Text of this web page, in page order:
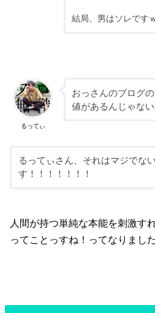
結局、男はソレです
るってぃ
おっさんのブログ
値があるんじゃな
るってぃさん、それはマジでな
す！！！！！！！
人間が持つ単純な本能を刺激す
ってことっすね！ってなりまし